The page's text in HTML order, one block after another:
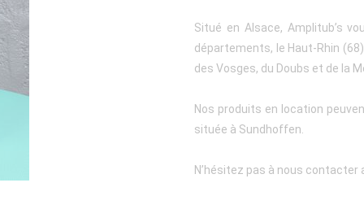
Situé en Alsace, Amplitub’s
départements, le Haut-Rhin
des Vosges, du Doubs et de la
Nos produits en location
située à Sundhoffen.
N’hésitez pas à nous contacter